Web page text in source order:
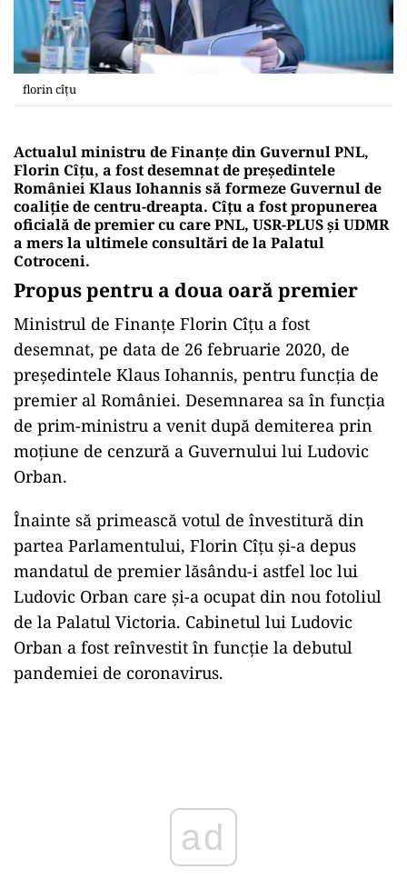
florin cîțu
Actualul ministru de Finanțe din Guvernul PNL,
Florin Cîțu, a fost desemnat de președintele
României Klaus Iohannis să formeze Guvernul de
coaliție de centru-dreapta. Cîțu a fost propunerea
oficială de premier cu care PNL, USR-PLUS și UDMR
a mers la ultimele consultări de la Palatul
Cotroceni.
Propus pentru a doua oară premier
Ministrul de Finanțe Florin Cîțu a fost
desemnat, pe data de 26 februarie 2020, de
președintele Klaus Iohannis, pentru funcția de
premier al României. Desemnarea sa în funcția
de prim-ministru a venit după demiterea prin
moțiune de cenzură a Guvernului lui Ludovic
Orban.
Înainte să primească votul de învestitură din
partea Parlamentului, Florin Cîțu și-a depus
mandatul de premier lăsându-i astfel loc lui
Ludovic Orban care și-a ocupat din nou fotoliul
de la Palatul Victoria. Cabinetul lui Ludovic
Orban a fost reînvestit în funcție la debutul
pandemiei de coronavirus.